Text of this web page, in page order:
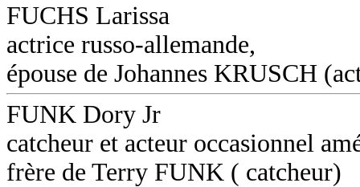
FUCHS Larissa
actrice russo-allemande,
épouse de Johannes KRUSCH
FUNK Dory Jr
catcheur et acteur occasionnel
frère de Terry FUNK ( catcheur)